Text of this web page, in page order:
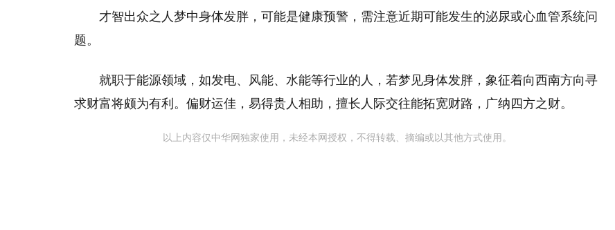
才智出众之人梦中身体发胖，可能是健康预警，需注意近期可能发生的泌尿或心血管系统问
题。
就职于能源领域，如发电、风能、水能等行业的人，若梦见身体发胖，象征着向西南方向寻
求财富将颇为有利。偏财运佳，易得贵人相助，擅长人际交往能拓宽财路，广纳四方之财。
以上内容仅中华网独家使用，未经本网授权，不得转载、摘编或以其他方式使用。